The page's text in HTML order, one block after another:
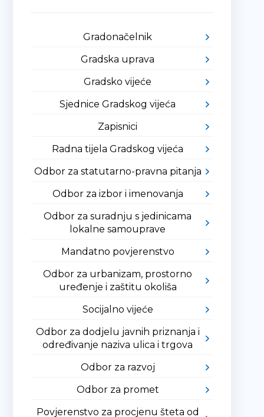
Gradonačelnik
Gradska uprava
Gradsko vijeće
Sjednice Gradskog vijeća
Zapisnici
Radna tijela Gradskog vijeća
Odbor za statutarno-pravna pitanja
Odbor za izbor i imenovanja
Odbor za suradnju s jedinicama
lokalne samouprave
Mandatno povjerenstvo
Odbor za urbanizam, prostorno
uređenje i zaštitu okoliša
Socijalno vijeće
Odbor za dodjelu javnih priznanja i
određivanje naziva ulica i trgova
Odbor za razvoj
Odbor za promet
Povjerenstvo za procjenu šteta od